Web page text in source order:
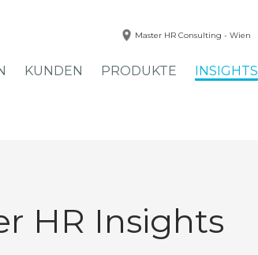
Master HR Consulting - Wien
KUNDEN PRODUKTE INSIGHTS
HR Insights